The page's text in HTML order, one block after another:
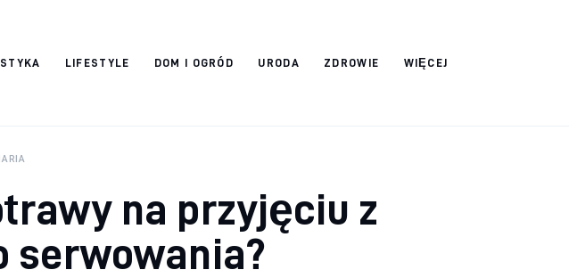
LIFESTYLE DOM I OGRÓD URODA ZDROWIE WIĘCEJ
na przyjęciu z
serwowania?